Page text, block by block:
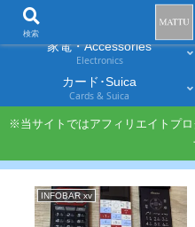
家電・Accessories
Electronics
カード･Suica
Cards & Suica
※当サイトではアフィリエイトプ
INFOBAR xv
検索